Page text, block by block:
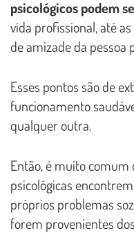
psicológicos podem
vida profissional, até
de amizade da pessoa
Esses pontos são de
funcionamento
qualquer outra.
Então, é muito comum
psicológicas
próprios problemas
forem provenientes